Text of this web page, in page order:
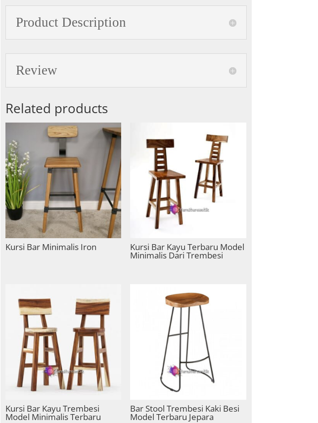
Product Description
Review
Related products
Kursi Bar Minimalis Iron Kursi Bar Kayu Terbaru Model
Minimalis Dari Trembesi
Kursi Bar Kayu Trembesi
Model Minimalis Terbaru
Bar Stool Trembesi Kaki Besi
Model Terbaru Jepara